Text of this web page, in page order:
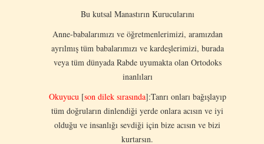
Bu kutsal Manastırın Kurucularını
Anne-babalarımızı ve öğretmenlerimizi, aramızdan
ayrılmış tüm babalarımızı ve kardeşlerimizi, burada
veya tüm dünyada Rabde uyumakta olan Ortodoks
inanlıları
Okuyucu [son dilek sırasında]:Tanrı onları bağışlayıp
tüm doğruların dinlendiği yerde onlara acısın ve iyi
olduğu ve insanlığı sevdiği için bize acısın ve bizi
kurtarsın.